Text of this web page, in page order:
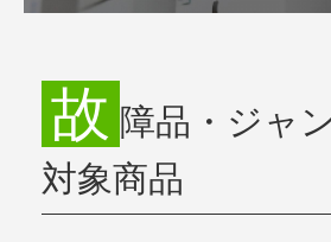
故 障品・ジャ
対象商品